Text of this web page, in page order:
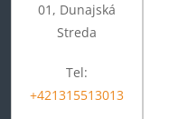
01, Dunajská
Streda
Tel:
+421315513013